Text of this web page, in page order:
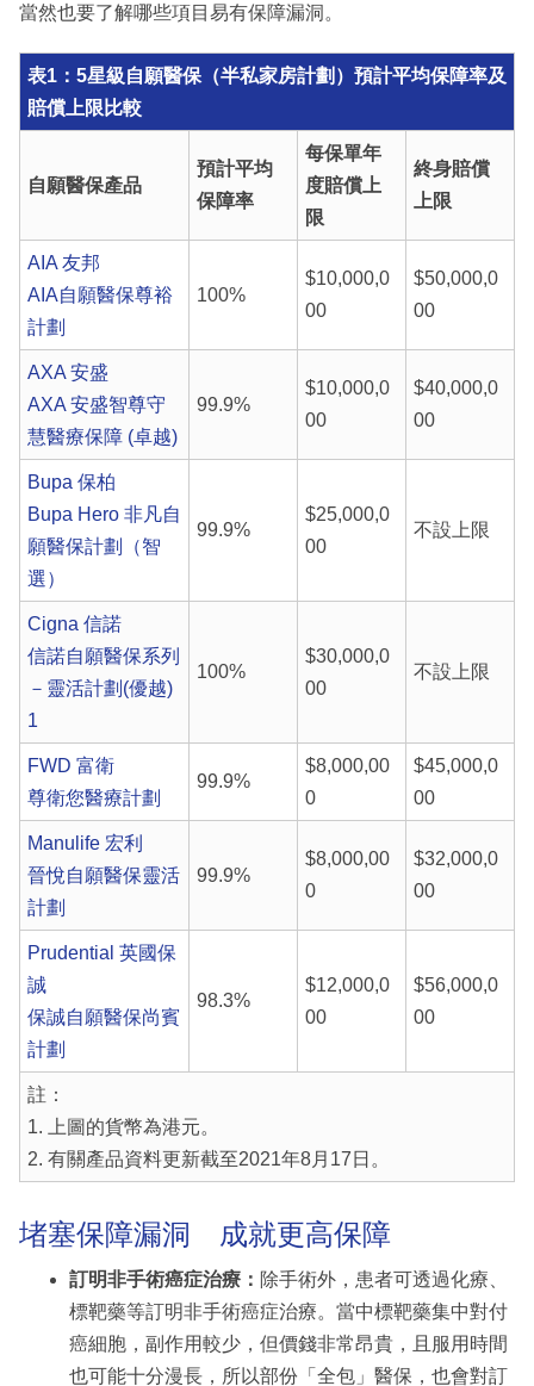
當然也要了解哪些項目易有保障漏洞。
表1：5星級自願醫保（半私家房計劃）預計平均保障率及
賠償上限比較
自願醫保產品
預計平均
保障率
每保單年
度賠償上
限
終身賠償
上限
AIA 友邦
AIA自願醫保尊裕
計劃
100%
$10,000,0
00
$50,000,0
00
AXA 安盛
AXA 安盛智尊守
慧醫療保障 (卓越)
99.9%
$10,000,0
00
$40,000,0
00
Bupa 保柏
Bupa Hero 非凡自
願醫保計劃（智
選）
99.9%
$25,000,0
00
不設上限
Cigna 信諾
信諾自願醫保系列
－靈活計劃(優越)
1
100%
$30,000,0
00
不設上限
FWD 富衛
尊衛您醫療計劃
99.9%
$8,000,00
0
$45,000,0
00
Manulife 宏利
晉悅自願醫保靈活
計劃
99.9%
$8,000,00
0
$32,000,0
00
Prudential 英國保
誠
保誠自願醫保尚賓
計劃
98.3%
$12,000,0
00
$56,000,0
00
註：
1. 上圖的貨幣為港元。
2. 有關產品資料更新截至2021年8月17日。
堵塞保障漏洞 成就更高保障
訂明非手術癌症治療： 除手術外，患者可透過化療、
標靶藥等訂明非手術癌症治療。當中標靶藥集中對付
癌細胞，副作用較少，但價錢非常昂貴，且服用時間
也可能十分漫長，所以部份「全包」醫保，也會對訂